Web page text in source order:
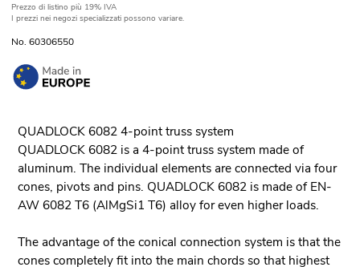
Prezzo di listino più 19% IVA
I prezzi nei negozi specializzati possono variare.
No. 60306550
QUADLOCK 6082 4-point truss system
QUADLOCK 6082 is a 4-point truss system made of
aluminum. The individual elements are connected via four
cones, pivots and pins. QUADLOCK 6082 is made of EN-
AW 6082 T6 (AlMgSi1 T6) alloy for even higher loads.
The advantage of the conical connection system is that the
cones completely fit into the main chords so that highest